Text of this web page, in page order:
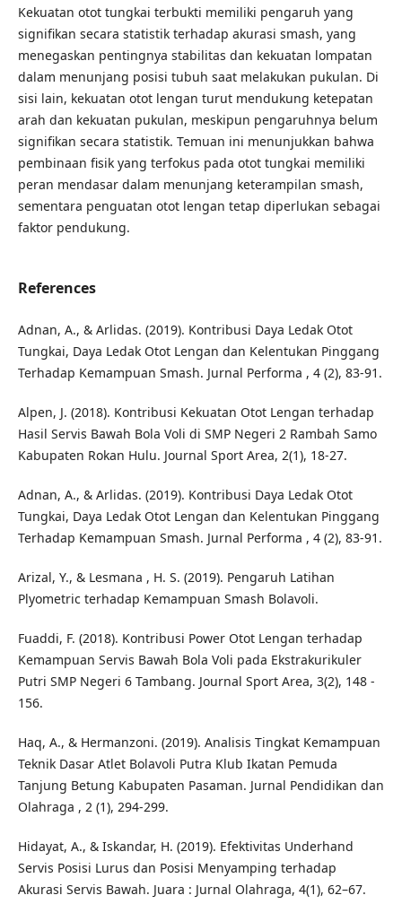
Kekuatan otot tungkai terbukti memiliki pengaruh yang
signifikan secara statistik terhadap akurasi smash, yang
menegaskan pentingnya stabilitas dan kekuatan lompatan
dalam menunjang posisi tubuh saat melakukan pukulan. Di
sisi lain, kekuatan otot lengan turut mendukung ketepatan
arah dan kekuatan pukulan, meskipun pengaruhnya belum
signifikan secara statistik. Temuan ini menunjukkan bahwa
pembinaan fisik yang terfokus pada otot tungkai memiliki
peran mendasar dalam menunjang keterampilan smash,
sementara penguatan otot lengan tetap diperlukan sebagai
faktor pendukung.
References
Adnan, A., & Arlidas. (2019). Kontribusi Daya Ledak Otot
Tungkai, Daya Ledak Otot Lengan dan Kelentukan Pinggang
Terhadap Kemampuan Smash. Jurnal Performa , 4 (2), 83-91.
Alpen, J. (2018). Kontribusi Kekuatan Otot Lengan terhadap
Hasil Servis Bawah Bola Voli di SMP Negeri 2 Rambah Samo
Kabupaten Rokan Hulu. Journal Sport Area, 2(1), 18-27.
Adnan, A., & Arlidas. (2019). Kontribusi Daya Ledak Otot
Tungkai, Daya Ledak Otot Lengan dan Kelentukan Pinggang
Terhadap Kemampuan Smash. Jurnal Performa , 4 (2), 83-91.
Arizal, Y., & Lesmana , H. S. (2019). Pengaruh Latihan
Plyometric terhadap Kemampuan Smash Bolavoli.
Fuaddi, F. (2018). Kontribusi Power Otot Lengan terhadap
Kemampuan Servis Bawah Bola Voli pada Ekstrakurikuler
Putri SMP Negeri 6 Tambang. Journal Sport Area, 3(2), 148 -
156.
Haq, A., & Hermanzoni. (2019). Analisis Tingkat Kemampuan
Teknik Dasar Atlet Bolavoli Putra Klub Ikatan Pemuda
Tanjung Betung Kabupaten Pasaman. Jurnal Pendidikan dan
Olahraga , 2 (1), 294-299.
Hidayat, A., & Iskandar, H. (2019). Efektivitas Underhand
Servis Posisi Lurus dan Posisi Menyamping terhadap
Akurasi Servis Bawah. Juara : Jurnal Olahraga, 4(1), 62–67.